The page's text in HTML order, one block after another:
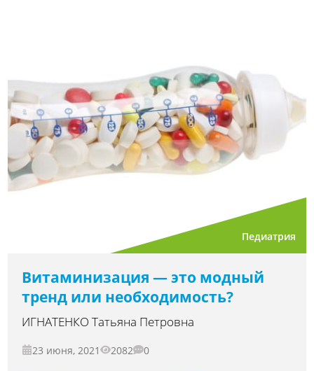
Педиатрия
Витаминизация — это модный
тренд или необходимость?
ИГНАТЕНКО Татьяна Петровна
23 июня, 2021 2082 0